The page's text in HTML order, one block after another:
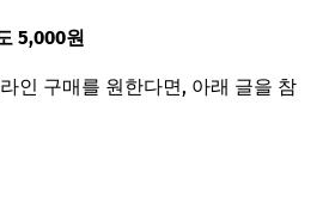
5,000원
인 구매를 원한다면, 아래 글을 참